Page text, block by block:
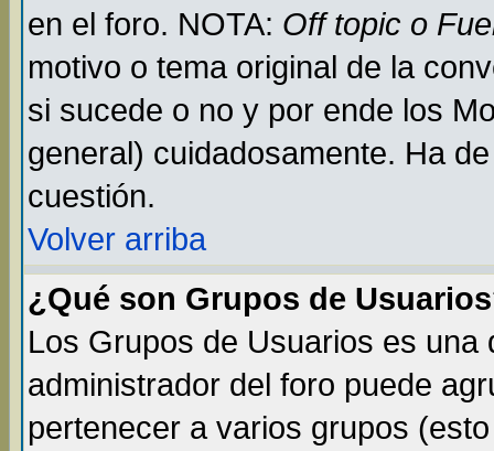
en el foro. NOTA: Off topic o
motivo o tema original de la
si sucede o no y por ende los
general) cuidadosamente. Ha
cuestión.
Volver arriba
¿Qué son Grupos de
Los Grupos de Usuarios es una
administrador del foro puede
pertenecer a varios grupos